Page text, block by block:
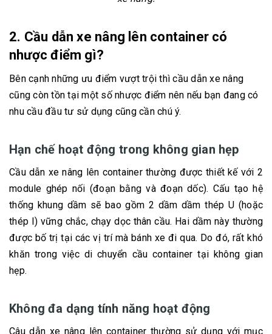
2. Cầu dẫn xe nâng lên container có
nhược điểm gì?
Bên cạnh những ưu điểm vượt trội thì cầu dẫn xe nâng
cũng còn tồn tại một số nhược điểm nên nếu bạn đang có
nhu cầu đầu tư sử dụng cũng cần chú ý.
Hạn chế hoạt động trong không gian hẹp
Cầu dẫn xe nâng lên container thường được thiết kế với 2
module ghép nối (đoạn bằng và đoạn dốc). Cấu tạo hệ
thống khung dầm sẽ bao gồm 2 dầm dầm thép U (hoặc
thép I) vững chắc, chạy dọc thân cầu. Hai dầm này thường
được bố trị tại các vị trí mà bánh xe đi qua. Do đó, rất khó
khăn trong việc di chuyển cầu container tại không gian
hẹp.
Không đa dạng tính năng hoạt động
Câu dẫn xe nâng lên container thường sử dụng với mục